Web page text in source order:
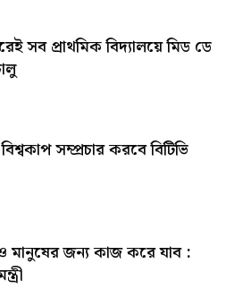
সব প্রাথমিক বিদ্যালয়ে মিড ডে
সম্প্রচার করবে বিটিভি
মানুষের জন্য কাজ করে যাব :